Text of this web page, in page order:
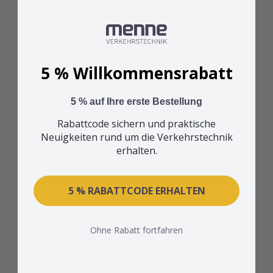
Berliner Straßennamen Halter
Zum Produkt
5 % Willkommensrabatt
5 % auf Ihre erste Bestellung
Rabattcode sichern und praktische
Neuigkeiten rund um die Verkehrstechnik
erhalten.
5 % RABATTCODE ERHALTEN
Ohne Rabatt fortfahren